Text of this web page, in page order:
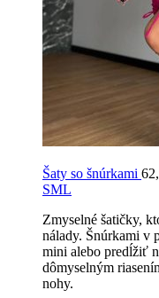
Šaty so šnúrkami
SML
Zmyselné šatičky,
nálady. Šnúrkami v
mini alebo predĺžiť
dômyselným
nohy.